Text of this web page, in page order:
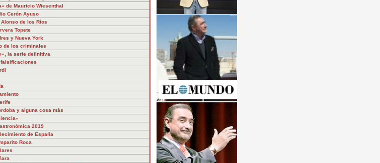
de Mauricio Wiesenthal
Cerón Ayuso
de los Ríos
Topete
y Nueva York
de los criminales
la serie definitiva
y alguna cosa más
2019
de España
Roca